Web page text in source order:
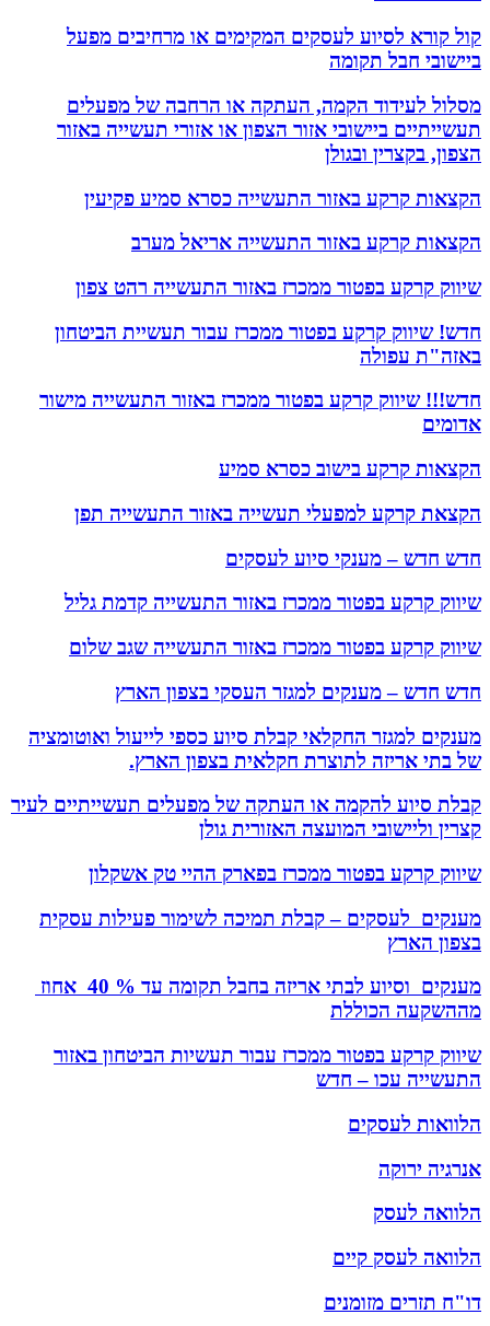
קול קורא לסיוע לעסקים המקימים או מרחיבים מפעל
ביישובי חבל תקומה
מסלול לעידוד הקמה, העתקה או הרחבה של מפעלים
תעשייתיים ביישובי אזור הצפון או אזורי תעשייה באזור
הצפון, בקצרין ובגולן
הקצאות קרקע באזור התעשייה כסרא סמיע פקיעין
הקצאות קרקע באזור התעשייה אריאל מערב
שיווק קרקע בפטור ממכרז באזור התעשייה רהט צפון
חדש! שיווק קרקע בפטור ממכרז עבור תעשיית הביטחון
באזה"ת עפולה
חדש!!! שיווק קרקע בפטור ממכרז באזור התעשייה מישור
אדומים
הקצאות קרקע בישוב כסרא סמיע
הקצאת קרקע למפעלי תעשייה באזור התעשייה תפן
חדש חדש – מענקי סיוע לעסקים
שיווק קרקע בפטור ממכרז באזור התעשייה קדמת גליל
שיווק קרקע בפטור ממכרז באזור התעשייה שגב שלום
חדש חדש – מענקים למגזר העסקי בצפון הארץ
מענקים למגזר החקלאי קבלת סיוע כספי לייעול ואוטומציה
של בתי אריזה לתוצרת חקלאית בצפון הארץ.
קבלת סיוע להקמה או העתקה של מפעלים תעשייתיים לעיר
קצרין וליישובי המועצה האזורית גולן
שיווק קרקע בפטור ממכרז בפארק ההיי טק אשקלון
מענקים לעסקים – קבלת תמיכה לשימור פעילות עסקית
בצפון הארץ
מענקים וסיוע לבתי אריזה בחבל תקומה עד % 40 אחוז
מההשקעה הכוללת
שיווק קרקע בפטור ממכרז עבור תעשיות הביטחון באזור
התעשייה עכו – חדש
הלוואות לעסקים
אנרגיה ירוקה
הלוואה לעסק
הלוואה לעסק קיים
דו"ח תזרים מזומנים